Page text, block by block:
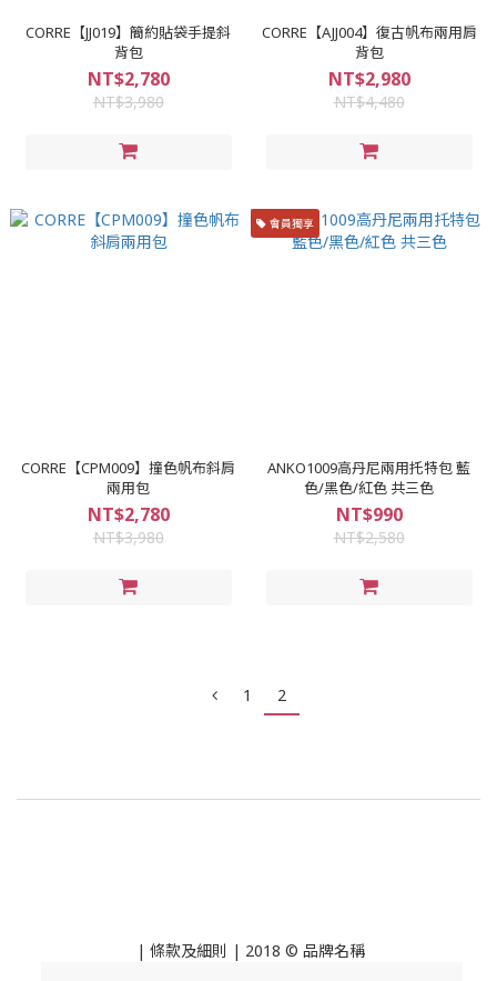
CORRE【JJ019】簡約貼袋手提斜
背包
NT$2,780
NT$3,980
CORRE【AJJ004】復古帆布兩用肩
背包
NT$2,980
NT$4,480
CORRE【CPM009】撞色帆布斜肩
兩用包
NT$2,780
NT$3,980
會員獨享
ANKO1009高丹尼兩用托特包 藍
色/黑色/紅色 共三色
NT$990
NT$2,580
1 2
| 條款及細則 | 2018 © 品牌名稱